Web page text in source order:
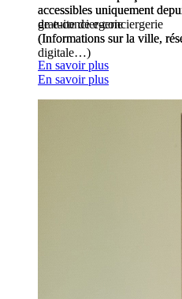
accessibles uniquement
de e-conciergerie
(Informations sur la ville,
En savoir plus
accessibles uniquement
gratuite de e-conciergerie
(Informations sur la ville,
digitale…)
En savoir plus